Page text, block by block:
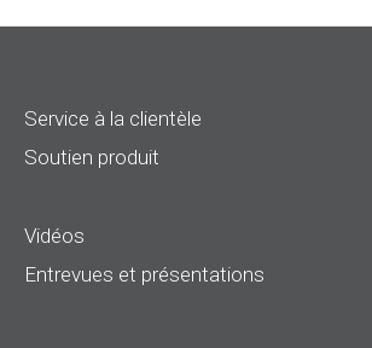
Service à la clientèle
Soutien produit
Vidéos
Entrevues et présentations